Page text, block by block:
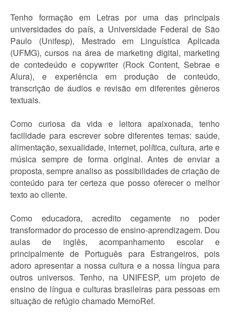
Tenho formação em Letras por uma das principais
universidades do país, a Universidade Federal de São
Paulo (Unifesp), Mestrado em Linguística Aplicada
(UFMG), cursos na área de marketing digital, marketing
de contedeúdo e copywriter (Rock Content, Sebrae e
Alura), e experiência em produção de conteúdo,
transcrição de áudios e revisão em diferentes gêneros
textuais.
Como curiosa da vida e leitora apaixonada, tenho
facilidade para escrever sobre diferentes temas: saúde,
alimentação, sexualidade, internet, política, cultura, arte e
música sempre de forma original. Antes de enviar a
proposta, sempre analiso as possibilidades de criação de
conteúdo para ter certeza que posso oferecer o melhor
texto ao cliente.
Como educadora, acredito cegamente no poder
transformador do processo de ensino-aprendizagem. Dou
aulas de inglês, acompanhamento escolar e
principalmente de Português para Estrangeiros, pois
adoro apresentar a nossa cultura e a nossa língua para
outros universos. Tenho, na UNIFESP, um projeto de
ensino de língua e culturas brasileiras para pessoas em
situação de refúgio chamado MemoRef.